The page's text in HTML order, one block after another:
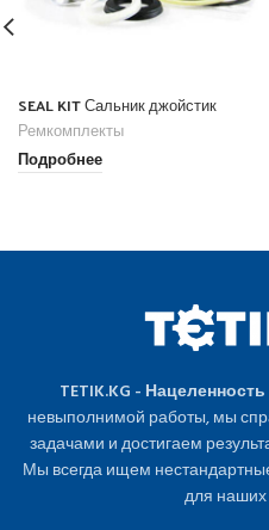
SEAL KIT Сальник джойстик
Ремкомплекты
Подробнее
TETIK.KG -
невыполнимой работы, мы
задачами и достигаем
Мы всегда ищем
для наших